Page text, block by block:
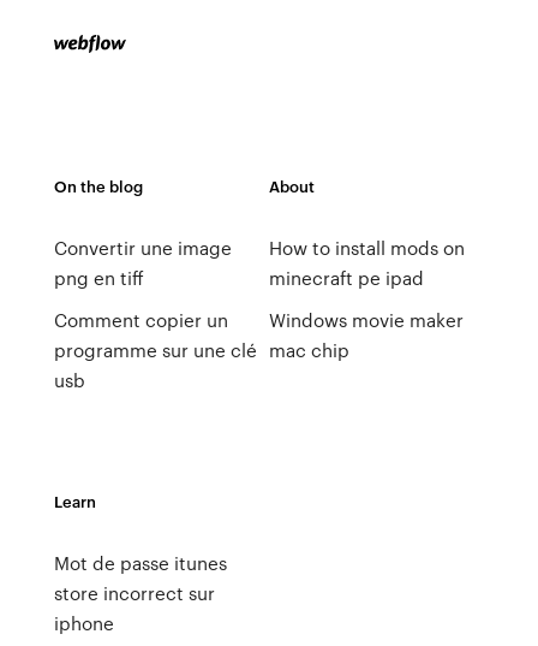
On the blog
Convertir une image
png en tiff
Comment copier un
programme sur une clé
usb
About
How to install mods on
minecraft pe ipad
Windows movie maker
mac chip
Learn
Mot de passe itunes
store incorrect sur
iphone